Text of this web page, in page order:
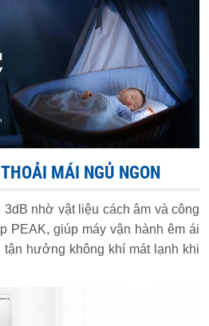
MÁI NGỦ NGON
nhờ vật liệu cách âm và công
PEAK, giúp máy vận hành êm ái
hưởng không khí mát lạnh khi